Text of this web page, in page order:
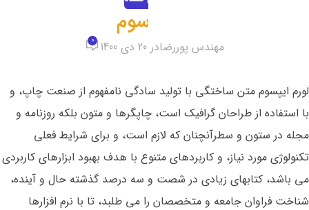
مقاله سوم
مهندس پوررضادر 20 دی 1400 0
لورم ایپسوم متن ساختگی با تولید سادگی نامفهوم از صنعت چاپ، و
با استفاده از طراحان گرافیک است، چاپگرها و متون بلکه روزنامه و
مجله در ستون و سطرآنچنان که لازم است، و برای شرایط فعلی
تکنولوژی مورد نیاز، و کاربردهای متنوع با هدف بهبود ابزارهای کاربردی
می باشد، کتابهای زیادی در شصت و سه درصد گذشته حال و آینده،
شناخت فراوان جامعه و متخصصان را می طلبد، تا با نرم افزارها